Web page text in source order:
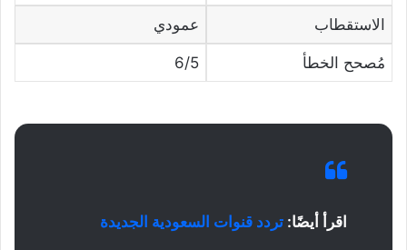
الاستقطاب عمودي
مُصحح الخطأ 6/5
اقرأ أيضًا: تردد قنوات السعودية الجديدة